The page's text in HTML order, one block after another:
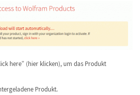
here” (hier klicken), um das Produkt
Produkt.